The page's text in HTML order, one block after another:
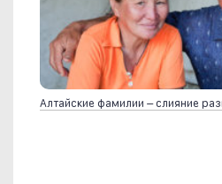
Алтайские фамилии – слияние